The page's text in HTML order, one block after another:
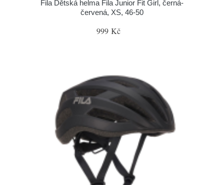
Fila Dětská helma Fila Junior Fit Girl, černá-
červená, XS, 46-50
999 Kč